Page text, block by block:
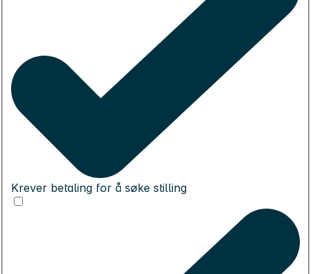
Krever betaling for å søke stilling